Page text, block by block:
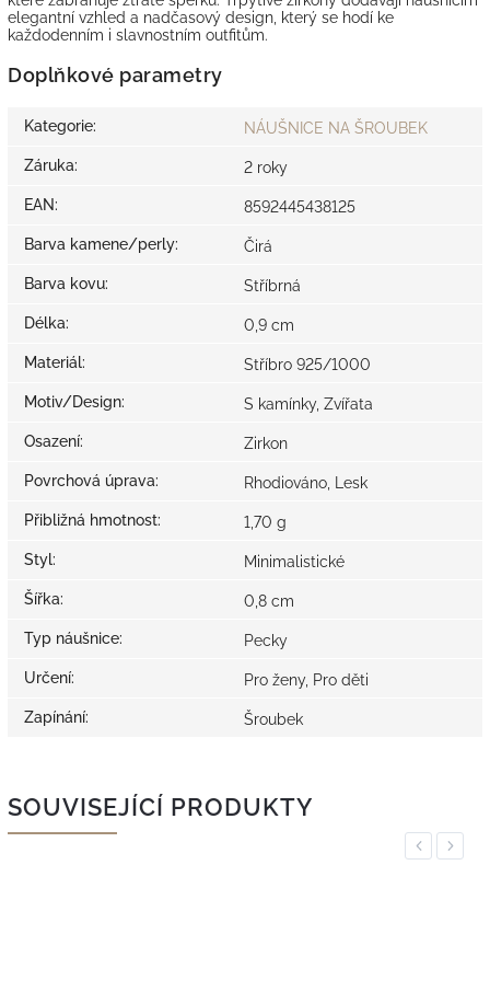
elegantní vzhled a nadčasový design, který se hodí ke
každodenním i slavnostním outfitům.
Doplňkové parametry
Kategorie: NÁUŠNICE NA ŠROUBEK
Záruka: 2 roky
EAN: 8592445438125
Barva kamene/perly: Čirá
Barva kovu: Stříbrná
Délka: 0,9 cm
Materiál: Stříbro 925/1000
Motiv/Design: S kamínky, Zvířata
Osazení: Zirkon
Povrchová úprava: Rhodiováno, Lesk
Přibližná hmotnost: 1,70 g
Styl: Minimalistické
Šířka: 0,8 cm
Typ náušnice: Pecky
Určení: Pro ženy, Pro děti
Zapínání: Šroubek
SOUVISEJÍCÍ PRODUKTY
Previous
Next